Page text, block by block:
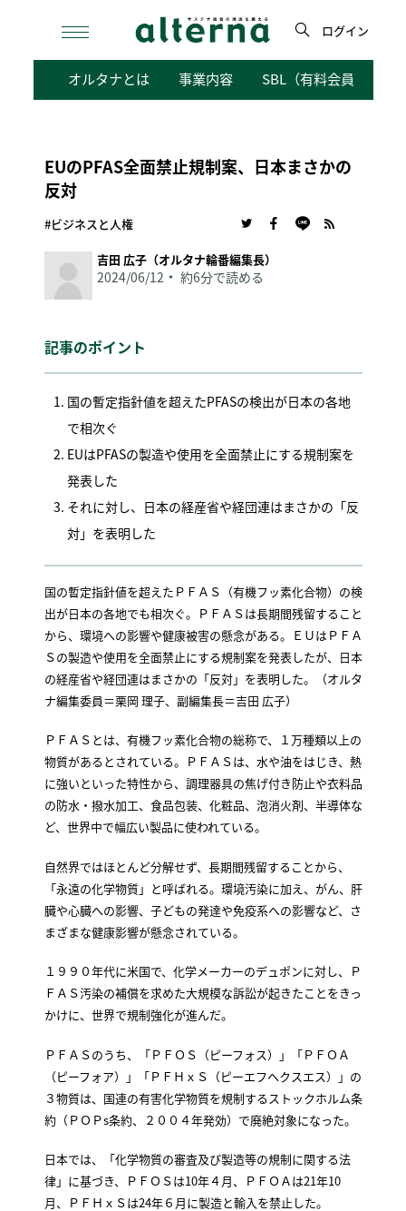
検
ログイン
オルタナとは 事業内容 SBL（有料会員向けサ
EUのPFAS全面禁止規制案、日本まさかの
反対
#ビジネスと人権
吉田 広子（オルタナ輪番編集長）
2024/06/12 約6分で読める
記事のポイント
国の暫定指針値を超えたPFASの検出が日本の各地
で相次ぐ
EUはPFASの製造や使用を全面禁止にする規制案を
発表した
それに対し、日本の経産省や経団連はまさかの「反
対」を表明した
国の暫定指針値を超えたＰＦＡＳ（有機フッ素化合物）の検
出が日本の各地でも相次ぐ。ＰＦＡＳは長期間残留すること
から、環境への影響や健康被害の懸念がある。ＥＵはＰＦＡ
Ｓの製造や使用を全面禁止にする規制案を発表したが、日本
の経産省や経団連はまさかの「反対」を表明した。（オルタ
ナ編集委員＝栗岡 理子、副編集長＝吉田 広子）
ＰＦＡＳとは、有機フッ素化合物の総称で、１万種類以上の
物質があるとされている。ＰＦＡＳは、水や油をはじき、熱
に強いといった特性から、調理器具の焦げ付き防止や衣料品
の防水・撥水加工、食品包装、化粧品、泡消火剤、半導体な
ど、世界中で幅広い製品に使われている。
自然界ではほとんど分解せず、長期間残留することから、
「永遠の化学物質」と呼ばれる。環境汚染に加え、がん、肝
臓や心臓への影響、子どもの発達や免疫系への影響など、さ
まざまな健康影響が懸念されている。
１９９０年代に米国で、化学メーカーのデュポンに対し、Ｐ
ＦＡＳ汚染の補償を求めた大規模な訴訟が起きたことをきっ
かけに、世界で規制強化が進んだ。
ＰＦＡＳのうち、「ＰＦＯＳ（ピーフォス）」「ＰＦＯＡ
（ピーフォア）」「ＰＦＨｘＳ（ピーエフヘクスエス）」の
３物質は、国連の有害化学物質を規制するストックホルム条
約（ＰＯＰs条約、２００４年発効）で廃絶対象になった。
日本では、「化学物質の審査及び製造等の規制に関する法
律」に基づき、ＰＦＯＳは10年４月、ＰＦＯＡは21年10
月、ＰＦＨｘＳは24年６月に製造と輸入を禁止した。